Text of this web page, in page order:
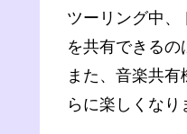
ツーリング中、
を共有できるの
また、音楽共
らに楽しくなり